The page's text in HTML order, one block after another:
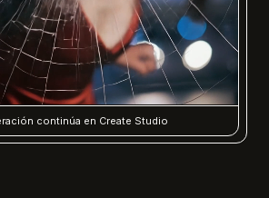
continúa en Create Studio